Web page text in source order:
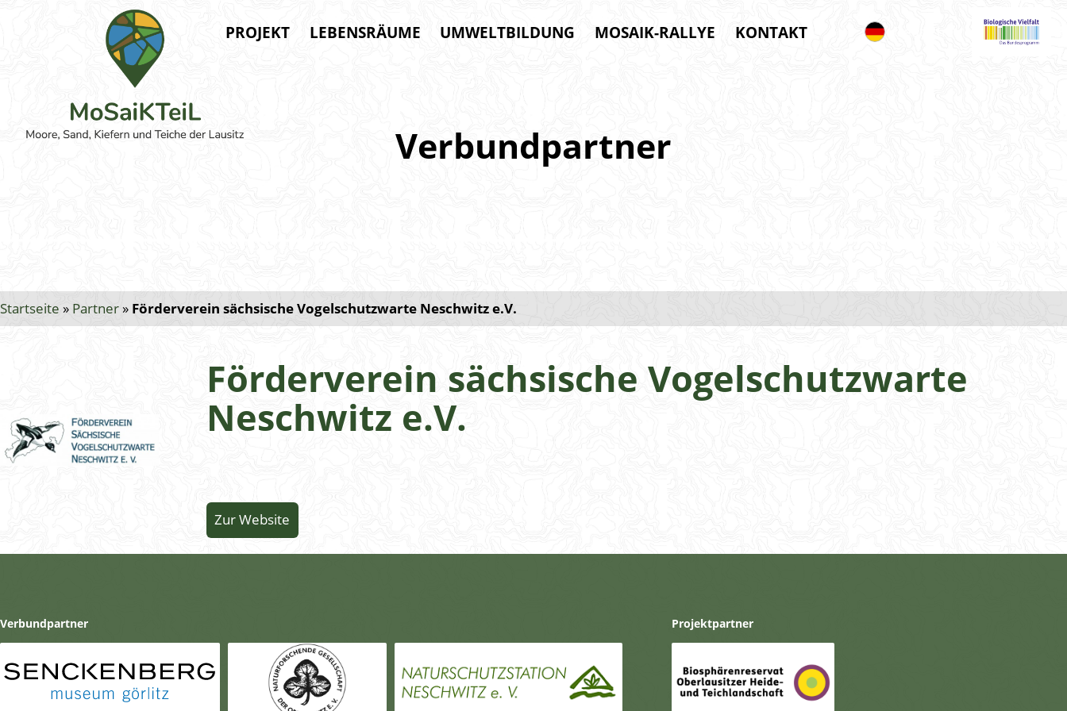
PROJEKT LEBENSRÄUME UMWELTBILDUNG MOSAIK-RALLYE KONTAKT
Verbundpartner
Startseite » Partner» Förderverein sächsische Vogelschutzwarte Neschwitz e.V.
Förderverein sächsische Vogelschutzwarte
Neschwitz e.V.
Zur Website
Verbundpartner Projektpartner